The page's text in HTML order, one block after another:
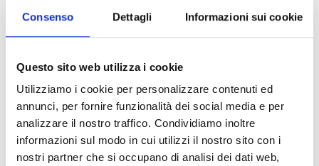
Consenso Dettagli Informazioni sui cookie
Questo sito web utilizza i cookie
Utilizziamo i cookie per personalizzare contenuti ed
annunci, per fornire funzionalità dei social media e per
analizzare il nostro traffico. Condividiamo inoltre
informazioni sul modo in cui utilizzi il nostro sito con i
nostri partner che si occupano di analisi dei dati web,
Documents(6992)
Select All
Please log in before downloading content marked with
the icon lock
SEARCH